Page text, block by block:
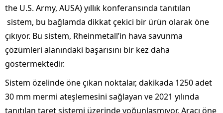
the U.S. Army, AUSA) yıllık konferansında tanıtılan
sistem, bu bağlamda dikkat çekici bir ürün olarak öne
çıkıyor. Bu sistem, Rheinmetall’in hava savunma
çözümleri alanındaki başarısını bir kez daha
göstermektedir.
Sistem özelinde öne çıkan noktalar, dakikada 1250 adet
30 mm mermi ateşlemesini sağlayan ve 2021 yılında
tanıtılan taret sistemi üzerinde yoğunlaşmıyor. Aracı öne